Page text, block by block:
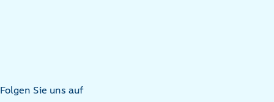
Folgen Sie uns auf